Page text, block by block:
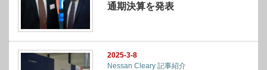
通期決算を発表
2025-3-8
Nessan Cleary 記事紹介